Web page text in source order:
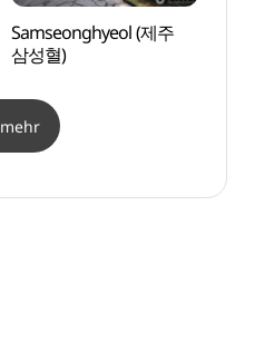
Samseonghyeol (제주
삼성혈)
mehr